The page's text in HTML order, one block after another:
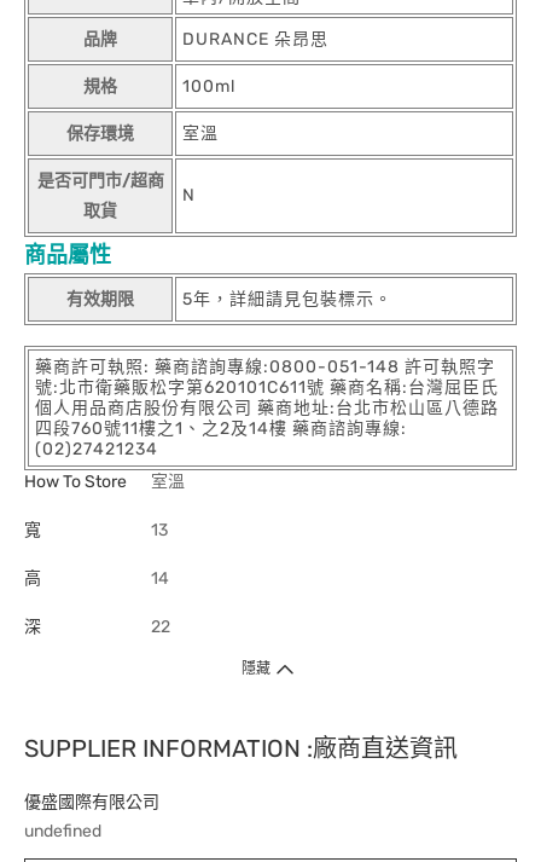
品牌 DURANCE 朵昂思
規格 100ml
保存環境 室溫
是否可門市/超商
取貨
N
商品屬性
有效期限 5年，詳細請見包裝標示。
藥商許可執照: 藥商諮詢專線:0800-051-148 許可執照字
號:北市衛藥販松字第620101C611號 藥商名稱:台灣屈臣氏
個人用品商店股份有限公司 藥商地址:台北市松山區八德路
四段760號11樓之1、之2及14樓 藥商諮詢專線:
(02)27421234
How To Store
室溫
寬 13
高 14
深 22
隱藏
SUPPLIER INFORMATION :廠商直送資訊
優盛國際有限公司
undefined